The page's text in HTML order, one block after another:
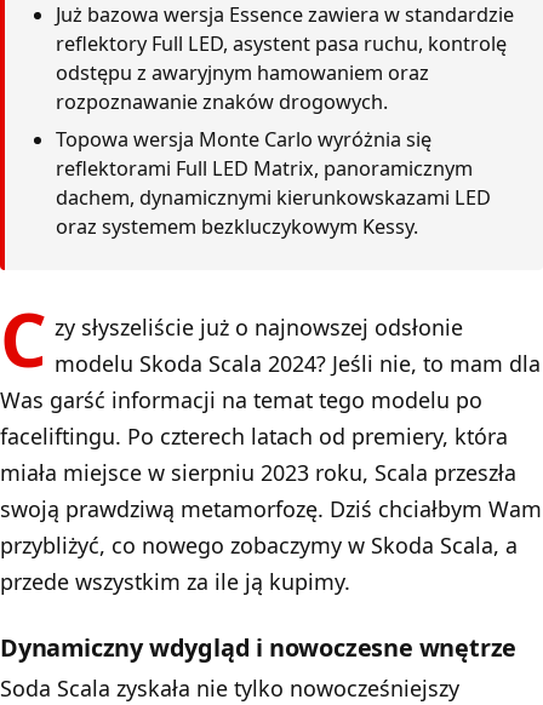
Już bazowa wersja Essence zawiera w standardzie
reflektory Full LED, asystent pasa ruchu, kontrolę
odstępu z awaryjnym hamowaniem oraz
rozpoznawanie znaków drogowych.
Topowa wersja Monte Carlo wyróżnia się
reflektorami Full LED Matrix, panoramicznym
dachem, dynamicznymi kierunkowskazami LED
oraz systemem bezkluczykowym Kessy.
C zy słyszeliście już o najnowszej odsłonie
modelu Skoda Scala 2024? Jeśli nie, to mam dla
Was garść informacji na temat tego modelu po
faceliftingu. Po czterech latach od premiery, która
miała miejsce w sierpniu 2023 roku, Scala przeszła
swoją prawdziwą metamorfozę. Dziś chciałbym Wam
przybliżyć, co nowego zobaczymy w Skoda Scala, a
przede wszystkim za ile ją kupimy.
Dynamiczny wdygląd i nowoczesne wnętrze
Soda Scala zyskała nie tylko nowocześniejszy